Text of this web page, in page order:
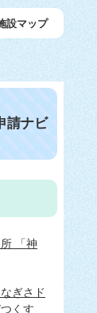
設マップ
請ナビ
「神
ぎさド
くす